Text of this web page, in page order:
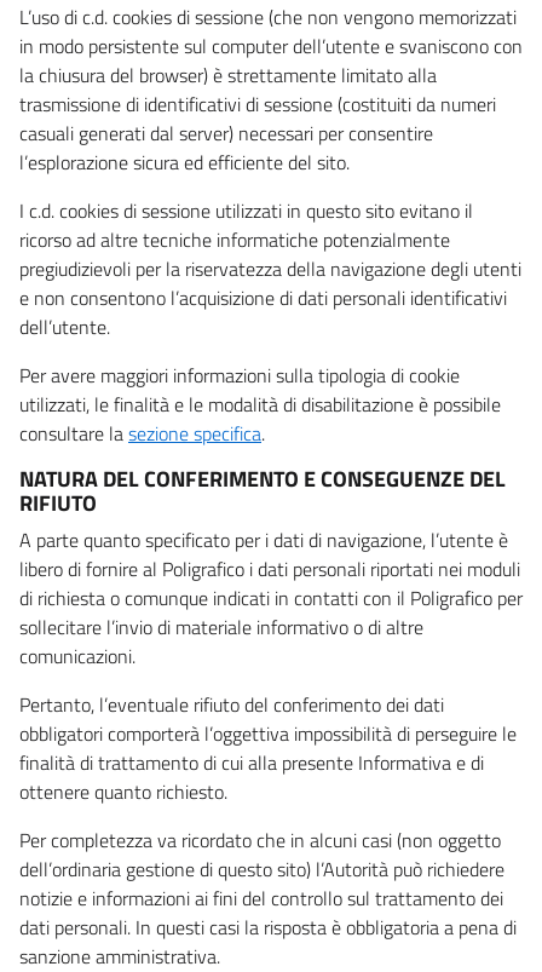
L’uso di c.d. cookies di sessione (che non vengono memorizzati
in modo persistente sul computer dell’utente e svaniscono con
la chiusura del browser) è strettamente limitato alla
trasmissione di identificativi di sessione (costituiti da numeri
casuali generati dal server) necessari per consentire
l’esplorazione sicura ed efficiente del sito.
I c.d. cookies di sessione utilizzati in questo sito evitano il
ricorso ad altre tecniche informatiche potenzialmente
pregiudizievoli per la riservatezza della navigazione degli utenti
e non consentono l’acquisizione di dati personali identificativi
dell’utente.
Per avere maggiori informazioni sulla tipologia di cookie
utilizzati, le finalità e le modalità di disabilitazione è possibile
consultare lasezione specifica.
NATURA DEL CONFERIMENTO E CONSEGUENZE DEL
RIFIUTO
A parte quanto specificato per i dati di navigazione, l’utente è
libero di fornire al Poligrafico i dati personali riportati nei moduli
di richiesta o comunque indicati in contatti con il Poligrafico per
sollecitare l’invio di materiale informativo o di altre
comunicazioni.
Pertanto, l’eventuale rifiuto del conferimento dei dati
obbligatori comporterà l’oggettiva impossibilità di perseguire le
finalità di trattamento di cui alla presente Informativa e di
ottenere quanto richiesto.
Per completezza va ricordato che in alcuni casi (non oggetto
dell’ordinaria gestione di questo sito) l’Autorità può richiedere
notizie e informazioni ai fini del controllo sul trattamento dei
dati personali. In questi casi la risposta è obbligatoria a pena di
sanzione amministrativa.